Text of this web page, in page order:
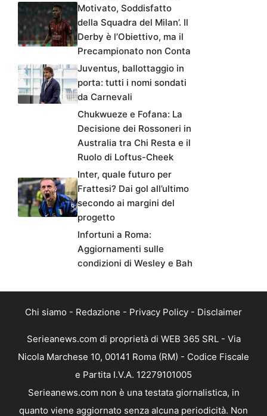
Motivato, Soddisfatto
della Squadra del Milan’. Il
Derby è l’Obiettivo, ma il
Precampionato non Conta
Juventus, ballottaggio in
porta: tutti i nomi sondati
da Carnevali
Chukwueze e Fofana: La
Decisione dei Rossoneri in
Australia tra Chi Resta e il
Ruolo di Loftus-Cheek
Inter, quale futuro per
Frattesi? Dai gol all’ultimo
secondo ai margini del
progetto
Infortuni a Roma:
Aggiornamenti sulle
condizioni di Wesley e Bah
Chi siamo - Redazione - Privacy Policy - Disclaimer
Serieanews.com di proprietà di WEB 365 SRL - Via
Nicola Marchese 10, 00141 Roma (RM) - Codice Fiscale
e Partita I.V.A. 12279101005
Serieanews.com non è una testata giornalistica, in
quanto viene aggiornato senza alcuna periodicità. Non